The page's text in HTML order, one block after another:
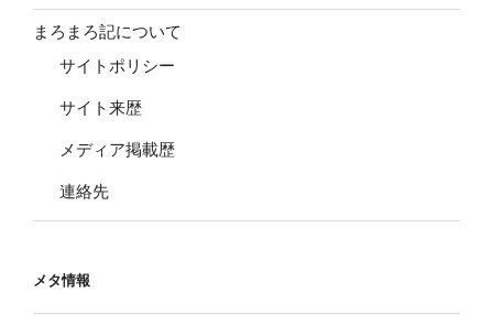
まろまろ記について
サイトポリシー
サイト来歴
メディア掲載歴
連絡先
メタ情報